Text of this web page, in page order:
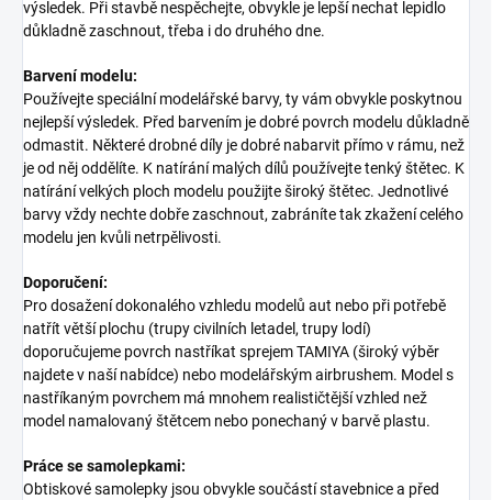
výsledek. Při stavbě nespěchejte, obvykle je lepší nechat lepidlo
důkladně zaschnout, třeba i do druhého dne.
Barvení modelu:
Používejte speciální modelářské barvy, ty vám obvykle poskytnou
nejlepší výsledek. Před barvením je dobré povrch modelu důkladně
odmastit. Některé drobné díly je dobré nabarvit přímo v rámu, než
je od něj oddělíte. K natírání malých dílů používejte tenký štětec. K
natírání velkých ploch modelu použijte široký štětec. Jednotlivé
barvy vždy nechte dobře zaschnout, zabráníte tak zkažení celého
modelu jen kvůli netrpělivosti.
Doporučení:
Pro dosažení dokonalého vzhledu modelů aut nebo při potřebě
natřít větší plochu (trupy civilních letadel, trupy lodí)
doporučujeme povrch nastříkat sprejem TAMIYA (široký výběr
najdete v naší nabídce) nebo modelářským airbrushem. Model s
nastříkaným povrchem má mnohem realističtější vzhled než
model namalovaný štětcem nebo ponechaný v barvě plastu.
Práce se samolepkami:
Obtiskové samolepky jsou obvykle součástí stavebnice a před